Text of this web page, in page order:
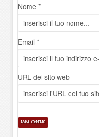
Nome *
Email *
URL del sito web